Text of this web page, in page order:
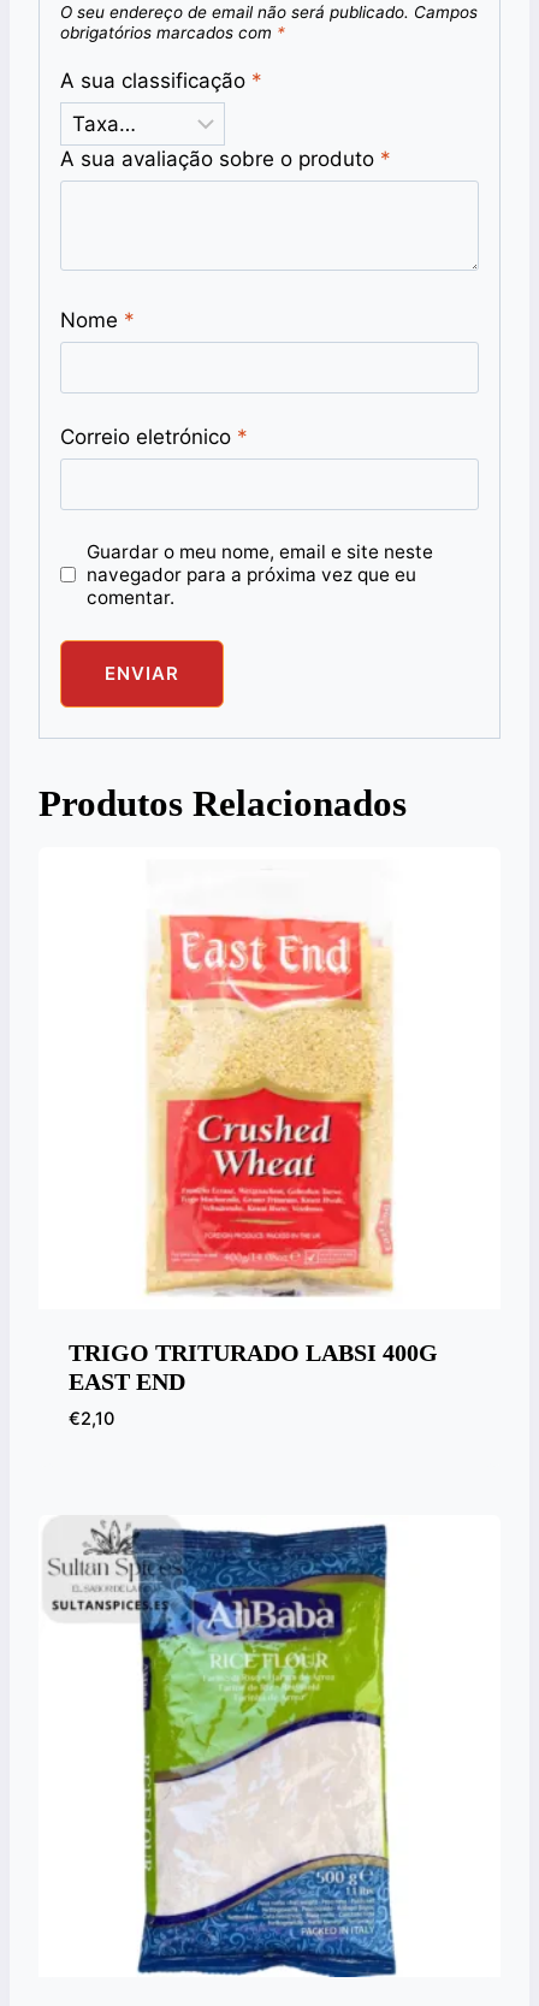
O seu endereço de email não será publicado. Campos
obrigatórios marcados com *
A sua classificação *
A sua avaliação sobre o produto *
Nome *
Correio eletrónico *
Guardar o meu nome, email e site neste
navegador para a próxima vez que eu
comentar.
Produtos Relacionados
TRIGO TRITURADO LABSI 400G
EAST END
€2,10